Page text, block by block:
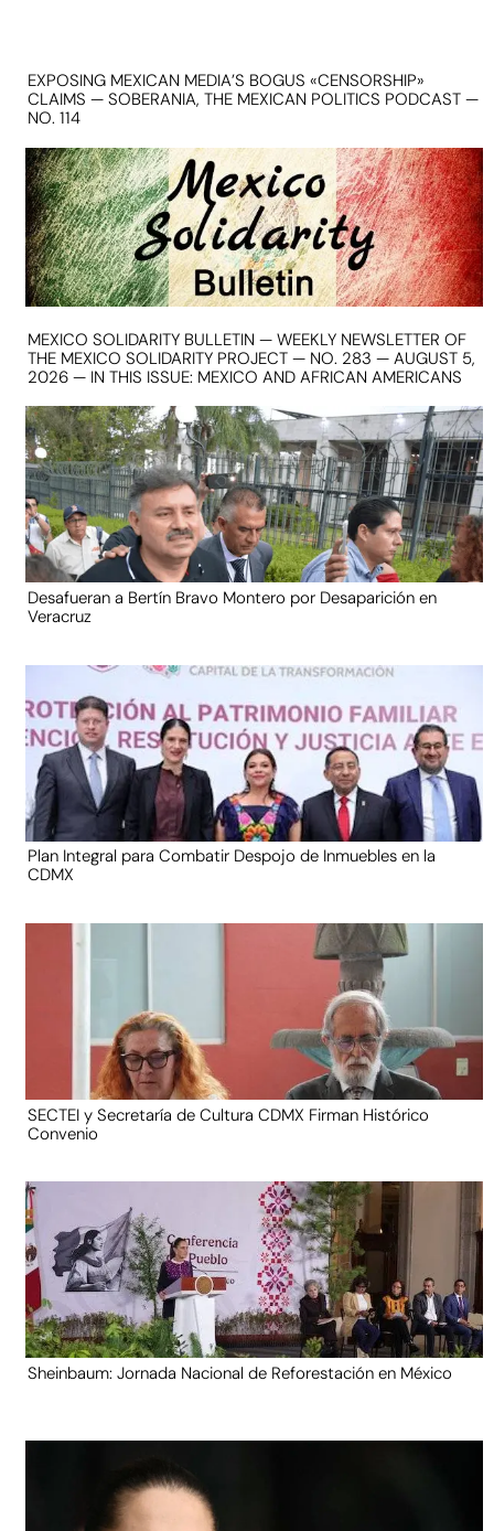
EXPOSING MEXICAN MEDIA’S BOGUS «CENSORSHIP»
CLAIMS — SOBERANIA, THE MEXICAN POLITICS PODCAST —
NO. 114
MEXICO SOLIDARITY BULLETIN — WEEKLY NEWSLETTER OF
THE MEXICO SOLIDARITY PROJECT — NO. 283 — AUGUST 5,
2026 — IN THIS ISSUE: MEXICO AND AFRICAN AMERICANS
Desafueran a Bertín Bravo Montero por Desaparición en
Veracruz
Plan Integral para Combatir Despojo de Inmuebles en la
CDMX
SECTEI y Secretaría de Cultura CDMX Firman Histórico
Convenio
Sheinbaum: Jornada Nacional de Reforestación en México